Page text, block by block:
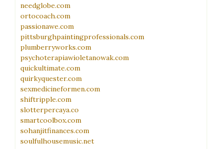
needglobe.com
ortocoach.com
passionawe.com
pittsburghpaintingprofessionals.com
plumberryworks.com
psychoterapiawioletanowak.com
quickultimate.com
quirkyquester.com
sexmedicineformen.com
shiftripple.com
slotterpercaya.co
smartcoolbox.com
sohanjitfinances.com
soulfulhousemusic.net